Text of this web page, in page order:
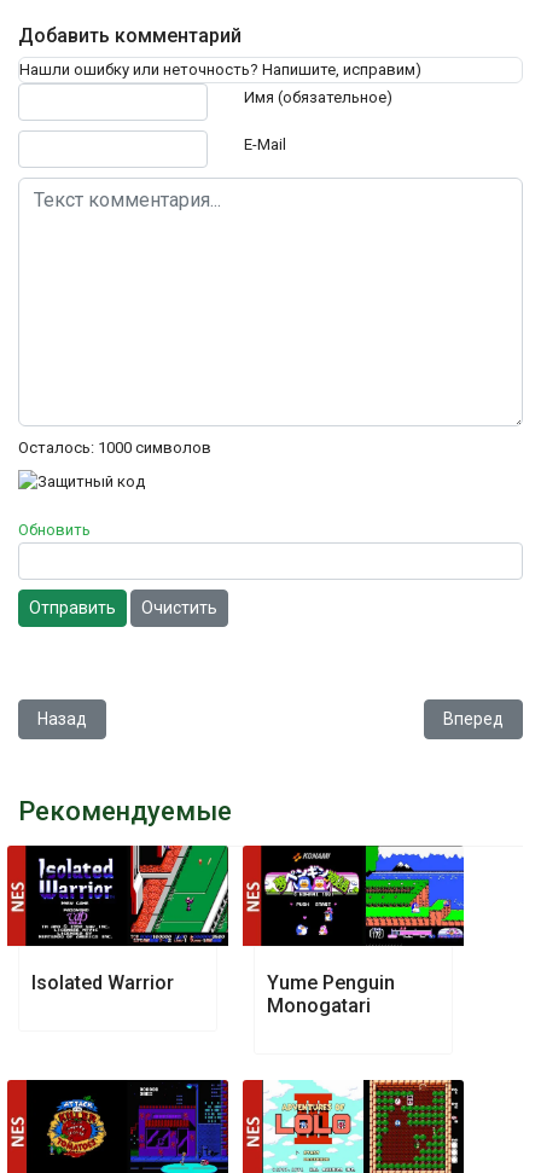
Добавить комментарий
Нашли ошибку или неточность? Напишите, исправим)
Имя (обязательное)
E-Mail
Осталось: 1000 символов
Обновить
Отправить Очистить
Предыдущий: Bikkuriman World
Назад Следующий:
Вперед
Рекомендуемые
Isolated Warrior
Yume Penguin
Monogatari